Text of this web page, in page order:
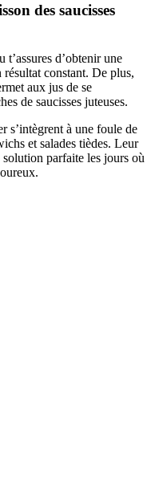
des saucisses
t’assures d’obtenir une
constant. De plus,
aux jus de se
de saucisses juteuses.
s’intègrent à une foule de
et salades tièdes. Leur
parfaite les jours où